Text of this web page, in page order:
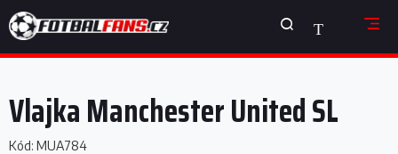
na
obsah
NÁKUPNÍ
KOŠÍK
Vlajka Manchester United SL
Kód: MUA784